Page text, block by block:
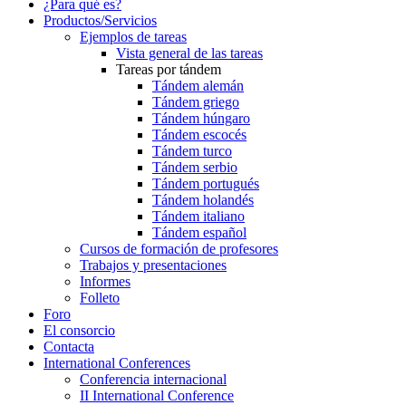
¿Para qué es?
Productos/Servicios
Ejemplos de tareas
Vista general de las tareas
Tareas por tándem
Tándem alemán
Tándem griego
Tándem húngaro
Tándem escocés
Tándem turco
Tándem serbio
Tándem portugués
Tándem holandés
Tándem italiano
Tándem español
Cursos de formación de profesores
Trabajos y presentaciones
Informes
Folleto
Foro
El consorcio
Contacta
International Conferences
Conferencia internacional
II International Conference